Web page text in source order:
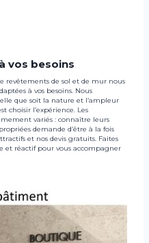
vos besoins
revêtements de sol et de mur nous
à vos besoins. Nous
que soit la nature et l’ampleur
choisir l’expérience. Les
variés : connaître leurs
demande d’être à la fois
et nos devis gratuits. Faites
et réactif pour vous accompagner